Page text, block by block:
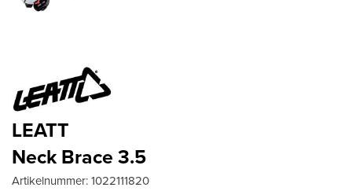
LEATT
Neck Brace 3.5
Artikelnummer:1022111820